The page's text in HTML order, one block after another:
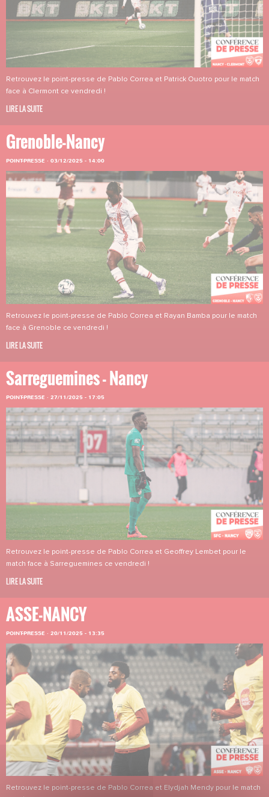
Retrouvez le point-presse de Pablo Correa et Patrick Ouotro pour le match
face à Clermont ce vendredi !
LIRE LA SUITE
Grenoble-Nancy
POINT-PRESSE · 03/12/2025 - 14:00
Retrouvez le point-presse de Pablo Correa et Rayan Bamba pour le match
face à Grenoble ce vendredi !
LIRE LA SUITE
Sarreguemines - Nancy
POINT-PRESSE · 27/11/2025 - 17:05
Retrouvez le point-presse de Pablo Correa et Geoffrey Lembet pour le
match face à Sarreguemines ce vendredi !
LIRE LA SUITE
ASSE-NANCY
POINT-PRESSE · 20/11/2025 - 13:35
Retrouvez le point-presse de Pablo Correa et Elydjah Mendy pour le match